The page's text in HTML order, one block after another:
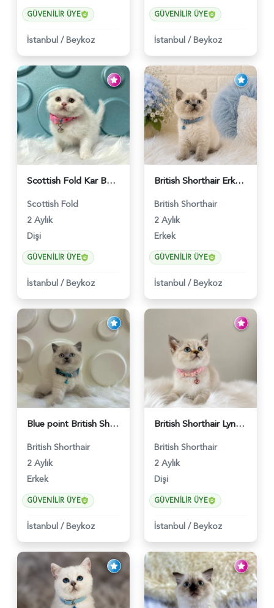
GÜVENILIR ÜYE
İstanbul / Beykoz
GÜVENILIR ÜYE
İstanbul / Beykoz
Scottish Fold Kar Beyazı Dişi 2 Aylık - 2980
Scottish Fold
2 Aylık
Dişi
GÜVENILIR ÜYE
İstanbul / Beykoz
British Shorthair Erkek Bluepoint 2 Aylık - 4448
British Shorthair
2 Aylık
Erkek
GÜVENILIR ÜYE
İstanbul / Beykoz
Blue point British Shorthair Kedim 2 Aylık - 4132
British Shorthair
2 Aylık
Erkek
GÜVENILIR ÜYE
İstanbul / Beykoz
British Shorthair Lynx Point Dişi Yavrumuz Yuva Arıyor - 5148
British Shorthair
2 Aylık
Dişi
GÜVENILIR ÜYE
İstanbul / Beykoz